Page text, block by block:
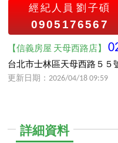
經紀人員 劉子碩
0905176567
【信義房屋 天母西路店】
台北市士林區天母西路５５
更新日期：2026/04/18 09:59
詳細資料